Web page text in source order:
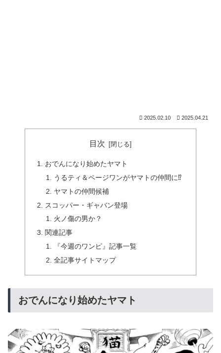
2025.02.10 2025.04.21
目次
おでんになり始めたヤマト
うるティ＆ページワンがヤマトの仲間に⁉︎
ヤマトの仲間候補
スコッパー・ギャバン登場
火ノ傷の男か？
関連記事
『今週のワンピ』記事一覧
全記事サイトマップ
おでんになり始めたヤマト